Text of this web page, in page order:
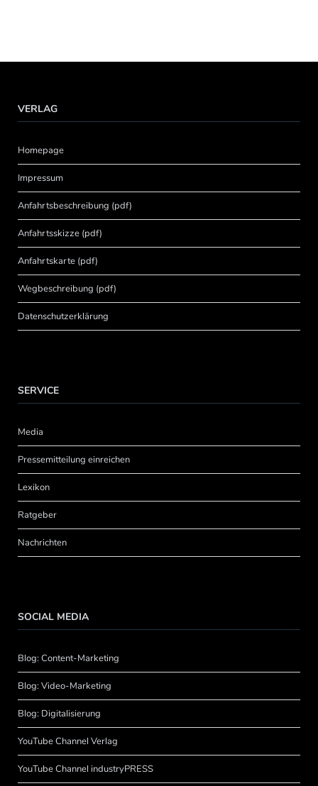
VERLAG
Homepage
Impressum
Anfahrtsbeschreibung (pdf)
Anfahrtsskizze (pdf)
Anfahrtskarte (pdf)
Wegbeschreibung (pdf)
Datenschutzerklärung
SERVICE
Media
Pressemitteilung einreichen
Lexikon
Ratgeber
Nachrichten
SOCIAL MEDIA
Blog: Content-Marketing
Blog: Video-Marketing
Blog: Digitalisierung
YouTube Channel Verlag
YouTube Channel industryPRESS